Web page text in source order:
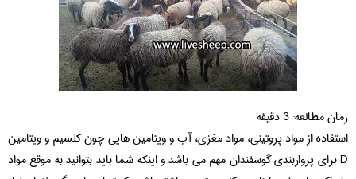
زمان مطالعه:3دقیقه
استفاده از مواد پروتینی، مواد مغزی، آب و ویتامین هایی چون کلسیم و ویتامین
D برای پرواربندی گوسفندان مهم می باشد و اینکه شما باید بتوانید به موقع مواد